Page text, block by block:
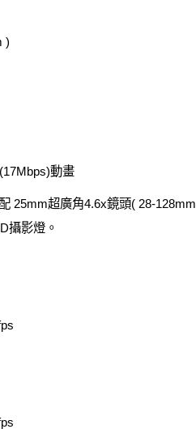
)
動畫
25mm超廣角4.6x鏡頭( 28-
攝影燈。